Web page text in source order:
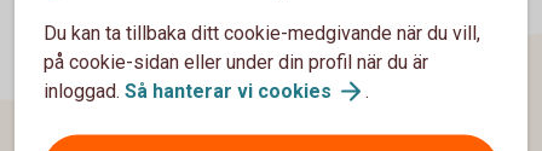
Du kan ta tillbaka ditt cookie-medgivande när du vill,
på cookie-sidan eller under din profil när du är
inloggad. Så hanterar vi cookies .